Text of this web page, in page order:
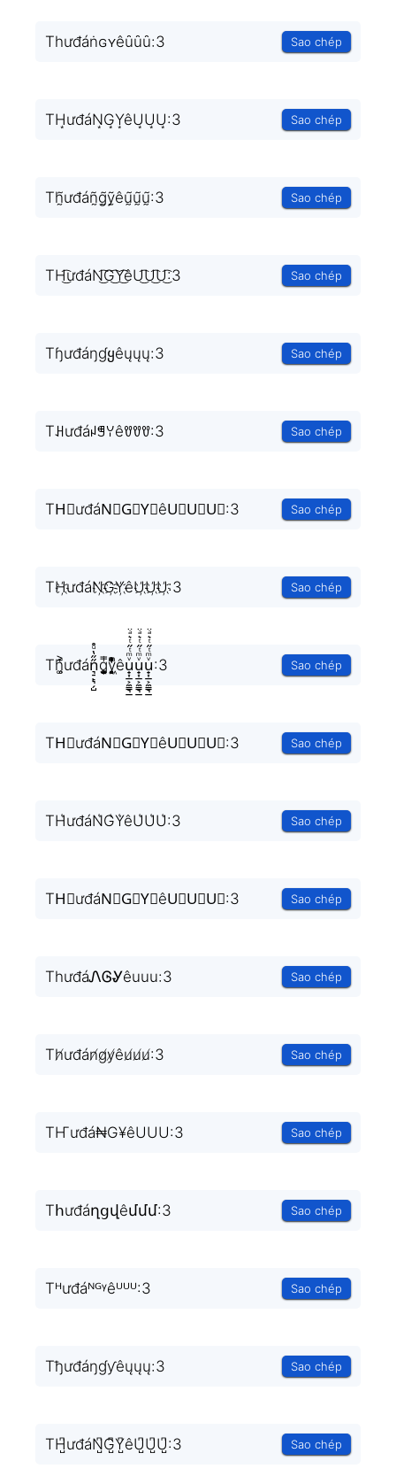
Tһưđáṅɢʏêȗȗȗ:3 Sao chép
TH͙ưđáN͙G͙Y͙êU͙U͙U͙:3 Sao chép
Th̰̃ưđáñ̰g̰̃ỹ̰êṵ̃ṵ̃ṵ̃:3 Sao chép
TH͜͡ưđáN͜͡G͜͡Y͜͡êU͜͡U͜͡U͜͡:3 Sao chép
Tɧưđáŋɠყêųųų:3 Sao chép
Tꃅưđáꈤꁅꌩêꀎꀎꀎ:3 Sao chép
TH⃟ưđáN⃟G⃟Y⃟êU⃟U⃟U⃟:3 Sao chép
TH҉ưđáN҉G҉Y҉êU҉U҉U҉:3 Sao chép
Th͚̖̜̍̃͐ưđán͉̠̙͉̗̺̋̋̔ͧ̊g͎͚̥͎͔͕ͥ̿y͉̝͖̻̯ͮ̒̂ͮ͋ͫͨêu̟͎̲͕̼̳͉̲ͮͫͭ̋ͭ͛ͣ̈u̟͎̲͕̼̳͉̲ͮͫͭ̋ͭ͛ͣ̈u̟͎̲͕̼̳͉̲ͮͫͭ̋ͭ͛ͣ̈:3 Sao chép
TH⃗ưđáN⃗G⃗Y⃗êU⃗U⃗U⃗:3 Sao chép
TH͛ưđáN͛G͛Y͛êU͛U͛U͛:3 Sao chép
TH⃒ưđáN⃒G⃒Y⃒êU⃒U⃒U⃒:3 Sao chép
ThưđáᏁᎶᎽêuuu:3 Sao chép
Th̸ưđán̸g̸y̸êu̸u̸u̸:3 Sao chép
TҤưđá₦G¥êUUU:3 Sao chép
Tհưđáղցվêմմմ:3 Sao chép
Tᴴưđáᴺᴳᵞêᵁᵁᵁ:3 Sao chép
Tђưđáŋɠƴêųųų:3 Sao chép
TH̺͆ưđáN̺͆G̺͆Y̺͆êU̺͆U̺͆U̺͆:3 Sao chép